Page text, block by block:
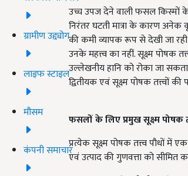
ग्रामीण उद्द्योग
लाइफ स्टाइल
मौसम
कंपनी समाचार
उच्च उपज देने वाली फसल किस्मों
निरंतर घटती मात्रा के कारण अनेक
की कमी व्यापक रूप से देखी जा रही
उनके महत्त्व का नहीं. सूक्ष्म पोषक
उल्लेखनीय हानि को रोका जा
द्वितीयक एवं सूक्ष्म पोषक तत्त्वों की
फसलों के लिए प्रमुख सूक्ष्म पोषक
प्रत्येक सूक्ष्म पोषक तत्त्व पौधों में
एवं उत्पाद की गुणवत्ता को सीमित